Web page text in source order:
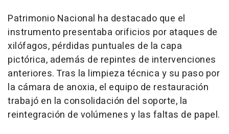
Patrimonio Nacional ha destacado que el
instrumento presentaba orificios por ataques de
xilófagos, pérdidas puntuales de la capa
pictórica, además de repintes de intervenciones
anteriores. Tras la limpieza técnica y su paso por
la cámara de anoxia, el equipo de restauración
trabajó en la consolidación del soporte, la
reintegración de volúmenes y las faltas de papel.